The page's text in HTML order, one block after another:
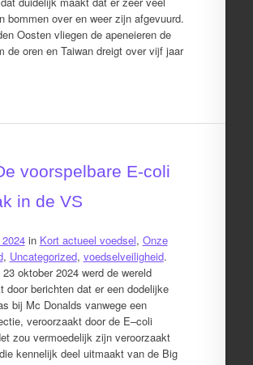
bommen over en weer zijn afgevuurd.
Oosten vliegen de apeneieren de
de oren en Taiwan dreigt over vijf jaar
voorspelbare E-coli
in de VS
in Kort actueel voedsel, Onze
, Uncategorized, voedselveiligheid.
oktober 2024 werd de wereld
door berichten dat er een dodelijke
bij Mc Donalds vanwege een
veroorzaakt door de E–coli
zou vermoedelijk zijn veroorzaakt
kennelijk deel uitmaakt van de Big